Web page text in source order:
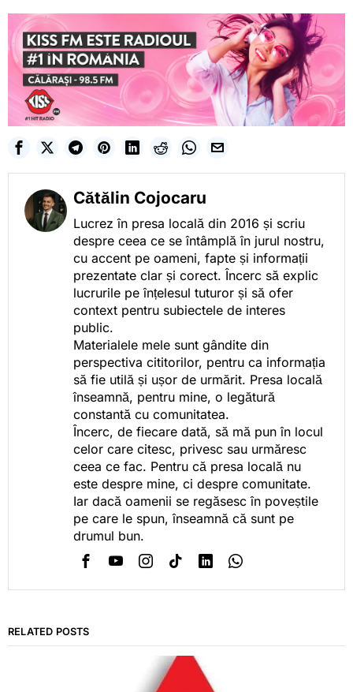
Cătălin Cojocaru
Lucrez în presa locală din 2016 și scriu
despre ceea ce se întâmplă în jurul nostru,
cu accent pe oameni, fapte și informații
prezentate clar și corect. Încerc să explic
lucrurile pe înțelesul tuturor și să ofer
context pentru subiectele de interes
public.
Materialele mele sunt gândite din
perspectiva cititorilor, pentru ca informația
să fie utilă și ușor de urmărit. Presa locală
înseamnă, pentru mine, o legătură
constantă cu comunitatea.
Încerc, de fiecare dată, să mă pun în locul
celor care citesc, privesc sau urmăresc
ceea ce fac. Pentru că presa locală nu
este despre mine, ci despre comunitate.
Iar dacă oamenii se regăsesc în poveștile
pe care le spun, înseamnă că sunt pe
drumul bun.
RELATED POSTS